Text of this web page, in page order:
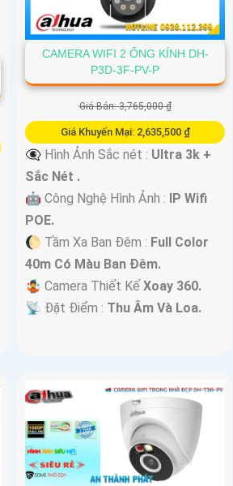
CAMERA WIFI 2 ỐNG KÍNH DH-
P3D-3F-PV-P
Giá Bán: 3,765,000 ₫
Giá Khuyến Mại: 2,635,500 ₫
👁️‍🗨 Hình Ảnh Sắc nét : Ultra 3k +
Sắc Nét .
🤖️ Công Nghệ Hình Ảnh : IP Wifi
POE.
🌔 Tầm Xa Ban Đêm : Full Color
40m Có Màu Ban Ðêm.
🤹 Camera Thiết KếXoay 360.
️📡 Đặt Điểm : Thu Âm Và Loa.